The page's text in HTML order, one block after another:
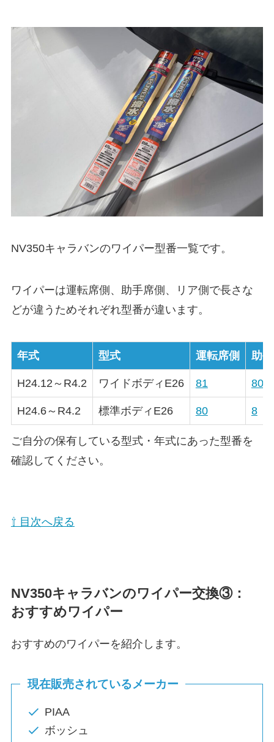
NV350キャラバンのワイパー型番一覧です。
ワイパーは運転席側、助手席側、リア側で長さな
どが違うためそれぞれ型番が違います。
年式 型式 運転席側 助
H24.12～R4.2 ワイドボディE26 81 80
H24.6～R4.2 標準ボディE26 80 8
ご自分の保有している型式・年式にあった型番を
確認してください。
⇧ 目次へ戻る
NV350キャラバンのワイパー交換③：
おすすめワイパー
おすすめのワイパーを紹介します。
現在販売されているメーカー
PIAA
ボッシュ